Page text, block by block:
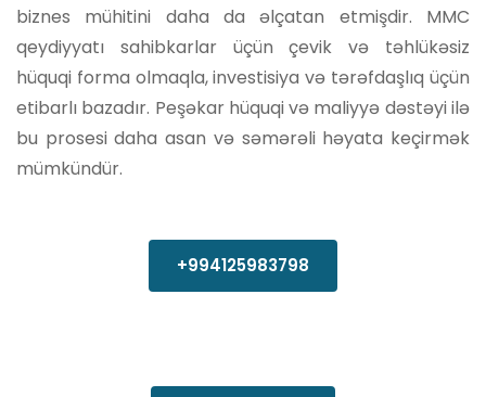
biznes mühitini daha da əlçatan etmişdir. MMC
qeydiyyatı sahibkarlar üçün çevik və təhlükəsiz
hüquqi forma olmaqla, investisiya və tərəfdaşlıq üçün
etibarlı bazadır. Peşəkar hüquqi və maliyyə dəstəyi ilə
bu prosesi daha asan və səmərəli həyata keçirmək
mümkündür.
+994125983798